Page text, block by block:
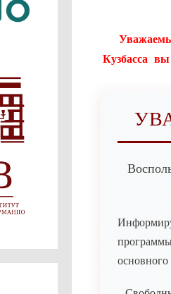
Кузбасса вы
основного